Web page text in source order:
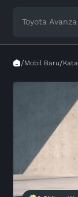
Toyota Avanza
/Mobil Baru/